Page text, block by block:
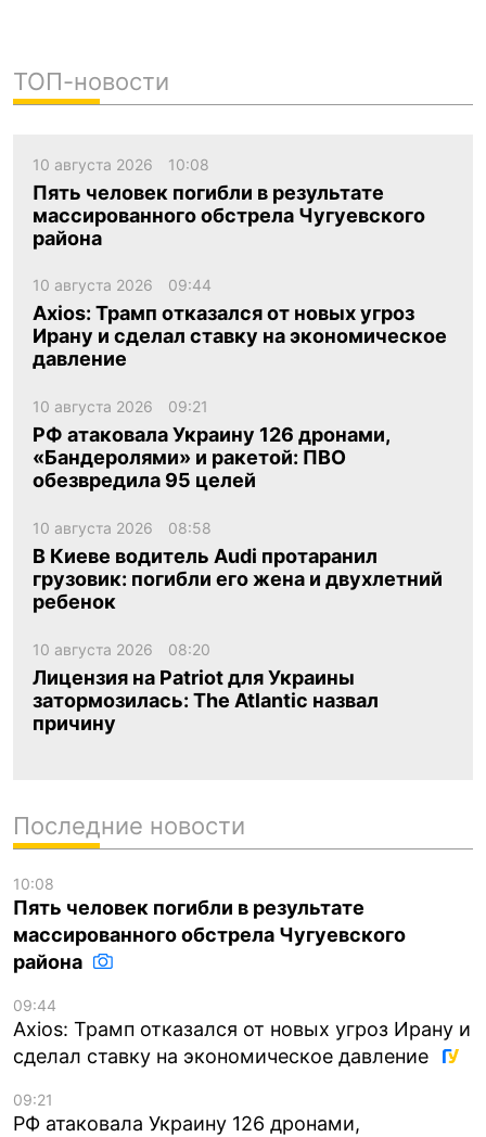
ТОП-новости
10 августа 2026 10:08
Пять человек погибли в результате
массированного обстрела Чугуевского
района
10 августа 2026 09:44
Axios: Трамп отказался от новых угроз
Ирану и сделал ставку на экономическое
давление
10 августа 2026 09:21
РФ атаковала Украину 126 дронами,
«Бандеролями» и ракетой: ПВО
обезвредила 95 целей
10 августа 2026 08:58
В Киеве водитель Audi протаранил
грузовик: погибли его жена и двухлетний
ребенок
10 августа 2026 08:20
Лицензия на Patriot для Украины
затормозилась: The Atlantic назвал
причину
Последние новости
10:08
Пять человек погибли в результате
массированного обстрела Чугуевского
района
09:44
Axios: Трамп отказался от новых угроз Ирану и
сделал ставку на экономическое давление
09:21
РФ атаковала Украину 126 дронами,